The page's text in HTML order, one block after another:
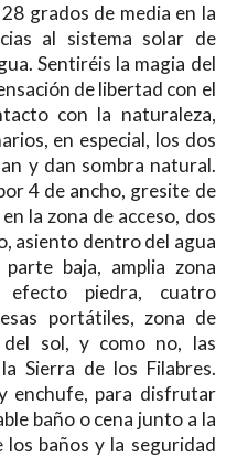
grados de media en la
al sistema solar de
Sentiréis la magia del
de libertad con el
con la naturaleza,
en especial, los dos
y dan sombra natural.
4 de ancho, gresite de
la zona de acceso, dos
asiento dentro del agua
baja, amplia zona
efecto piedra, cuatro
portátiles, zona de
sol, y como no, las
Sierra de los Filabres.
enchufe, para disfrutar
baño o cena junto a la
los baños y la seguridad